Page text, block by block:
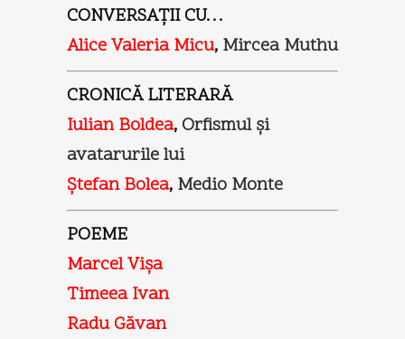
CONVERSAŢII CU…
Alice Valeria Micu, Mircea Muthu
CRONICĂ LITERARĂ
Iulian Boldea, Orfismul şi
avatarurile lui
Ştefan Bolea, Medio Monte
POEME
Marcel Vişa
Timeea Ivan
Radu Găvan